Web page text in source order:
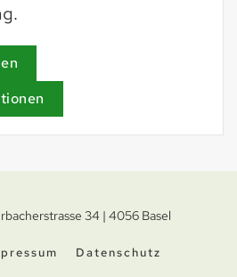
34 | 4056 Basel
Datenschutz